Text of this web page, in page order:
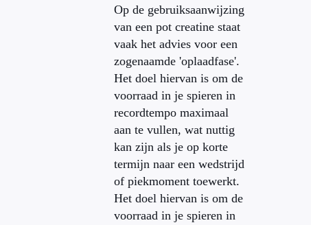
Op de gebruiksaanwijzing
van een pot creatine staat
vaak het advies voor een
zogenaamde 'oplaadfase'.
Het doel hiervan is om de
voorraad in je spieren in
recordtempo maximaal
aan te vullen, wat nuttig
kan zijn als je op korte
termijn naar een wedstrijd
of piekmoment toewerkt.
Het doel hiervan is om de
voorraad in je spieren in